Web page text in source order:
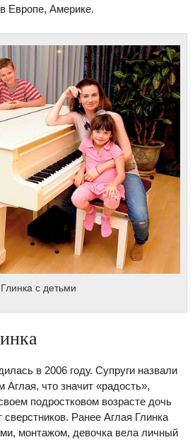
Европе, Америке.
с детьми
в 2006 году. Супруги назвали
что значит «радость»,
подростковом возрасте дочь
сверстников. Ранее Аглая Глинка
монтажом, девочка вела личный